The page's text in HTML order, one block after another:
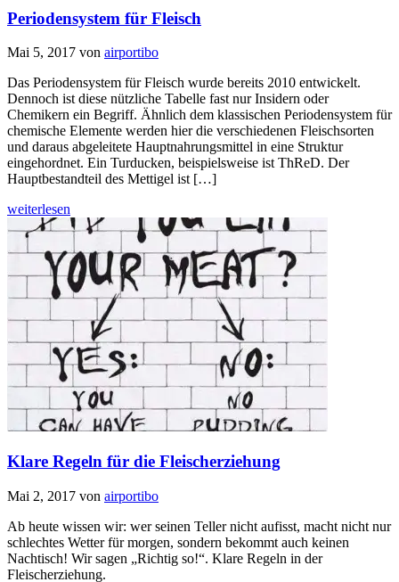
Periodensystem für Fleisch
Mai 5, 2017 von airportibo
Das Periodensystem für Fleisch wurde bereits 2010 entwickelt.
Dennoch ist diese nützliche Tabelle fast nur Insidern oder
Chemikern ein Begriff. Ähnlich dem klassischen Periodensystem für
chemische Elemente werden hier die verschiedenen Fleischsorten
und daraus abgeleitete Hauptnahrungsmittel in eine Struktur
eingehordnet. Ein Turducken, beispielsweise ist ThReD. Der
Hauptbestandteil des Mettigel ist […]
weiterlesen
Klare Regeln für die Fleischerziehung
Mai 2, 2017 von airportibo
Ab heute wissen wir: wer seinen Teller nicht aufisst, macht nicht nur
schlechtes Wetter für morgen, sondern bekommt auch keinen
Nachtisch! Wir sagen „Richtig so!“. Klare Regeln in der
Fleischerziehung.